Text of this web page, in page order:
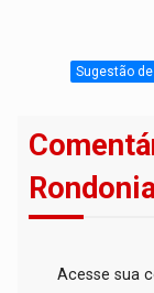
Sugestão
Acesse sua